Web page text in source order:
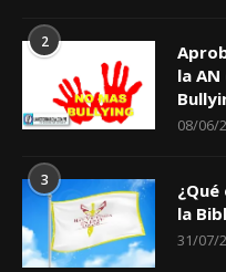
2
la
08/06/
3
la
31/07/